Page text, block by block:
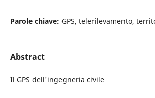
Parole chiave: GPS, telerilevamento,
Abstract
Il GPS dell'ingegneria civile